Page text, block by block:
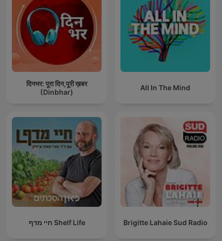
दिनभर: पूरा दिन,पूरी ख़बर
(Dinbhar)
All In The Mind
חיי מדף Shelf Life Brigitte Lahaie Sud Radio